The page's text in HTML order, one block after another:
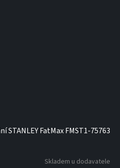
STANLEY FatMax FMST1-75763
Skladem u dodavatele